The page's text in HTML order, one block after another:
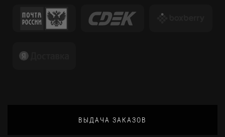
ВЫДАЧА ЗАКАЗОВ